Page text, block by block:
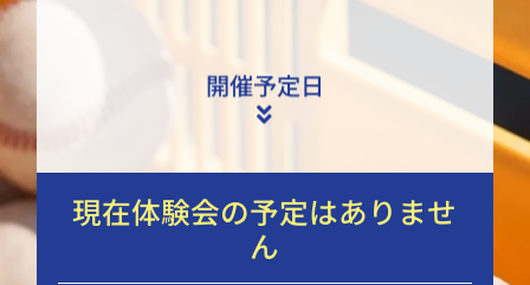
開催予定日
現在体験会の予定はありませ
ん